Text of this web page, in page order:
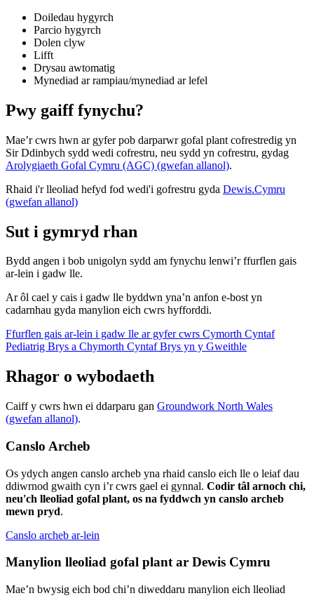
Doiledau hygyrch
Parcio hygyrch
Dolen clyw
Lifft
Drysau awtomatig
Mynediad ar rampiau/mynediad ar lefel
Pwy gaiff fynychu?
Mae’r cwrs hwn ar gyfer pob darparwr gofal plant cofrestredig yn
Sir Ddinbych sydd wedi cofrestru, neu sydd yn cofrestru, gydag
Arolygiaeth Gofal Cymru (AGC) (gwefan allanol).
Rhaid i'r lleoliad hefyd fod wedi'i gofrestru gyda Dewis.Cymru
(gwefan allanol)
Sut i gymryd rhan
Bydd angen i bob unigolyn sydd am fynychu lenwi’r ffurflen gais
ar-lein i gadw lle.
Ar ôl cael y cais i gadw lle byddwn yna’n anfon e-bost yn
cadarnhau gyda manylion eich cwrs hyfforddi.
Ffurflen gais ar-lein i gadw lle ar gyfer cwrs Cymorth Cyntaf
Pediatrig Brys a Chymorth Cyntaf Brys yn y Gweithle
Rhagor o wybodaeth
Caiff y cwrs hwn ei ddarparu gan Groundwork North Wales
(gwefan allanol).
Canslo Archeb
Os ydych angen canslo archeb yna rhaid canslo eich lle o leiaf dau
ddiwrnod gwaith cyn i’r cwrs gael ei gynnal. Codir tâl arnoch chi,
neu'ch lleoliad gofal plant, os na fyddwch yn canslo archeb
mewn pryd.
Canslo archeb ar-lein
Manylion lleoliad gofal plant ar Dewis Cymru
Mae’n bwysig eich bod chi’n diweddaru manylion eich lleoliad